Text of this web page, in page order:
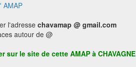
AMAP
l'adressechavamap @ gmail.com
autour de @
sur le site de cette AMAP à CHAVAGNE